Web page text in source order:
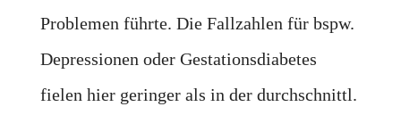
Problemen führte. Die Fallzahlen für bspw.
Depressionen oder Gestationsdiabetes
fielen hier geringer als in der durchschnittl.